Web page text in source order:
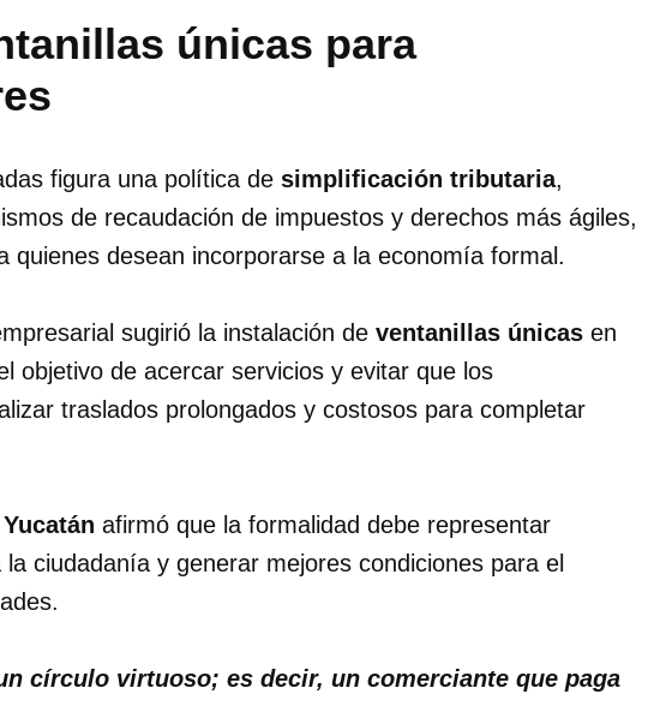
únicas para
figura una política de simplificación tributaria,
de recaudación de impuestos y derechos más ágiles,
quienes desean incorporarse a la economía formal.
sugirió la instalación de ventanillas únicas en
objetivo de acercar servicios y evitar que los
traslados prolongados y costosos para completar
afirmó que la formalidad debe representar
ciudadanía y generar mejores condiciones para el
círculo virtuoso; es decir, un comerciante que paga